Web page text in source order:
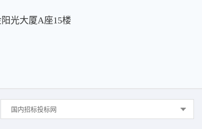
光大厦A座15楼
国内招标投标网